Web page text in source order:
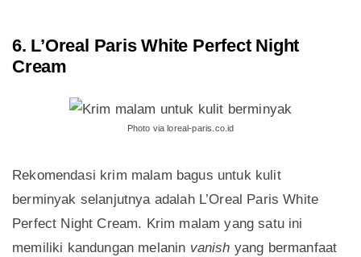
6. L’Oreal Paris White Perfect Night
Cream
Photo via loreal-paris.co.id
Rekomendasi krim malam bagus untuk kulit
berminyak selanjutnya adalah L’Oreal Paris White
Perfect Night Cream. Krim malam yang satu ini
memiliki kandungan melanin vanish yang bermanfaat